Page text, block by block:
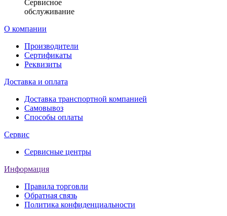
Сервисное
обслуживание
О компании
Производители
Сертификаты
Реквизиты
Доставка и оплата
Доставка транспортной компанией
Самовывоз
Способы оплаты
Сервис
Сервисные центры
Информация
Правила торговли
Обратная связь
Политика конфиденциальности